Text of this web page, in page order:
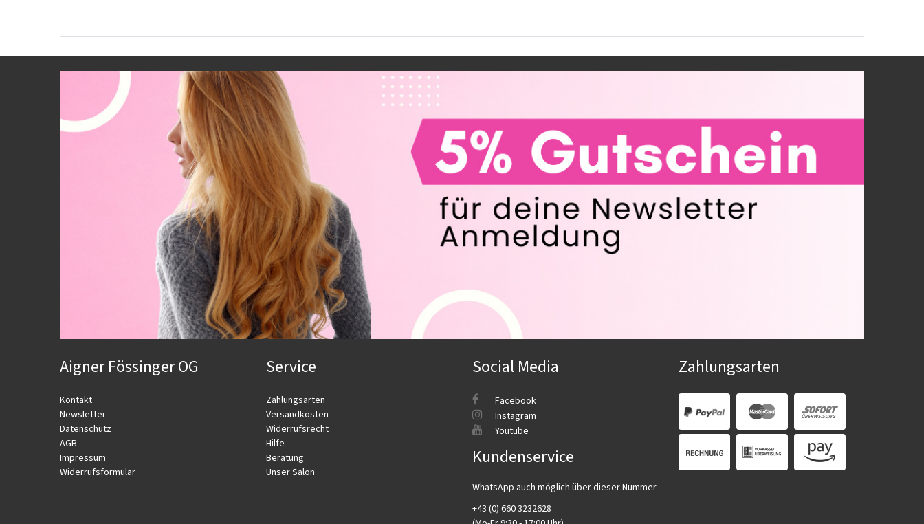
Aigner Fössinger OG
Kontakt
Newsletter
Datenschutz
AGB
Impressum
Widerrufsformular
Service
Zahlungsarten
Versandkosten
Widerrufsrecht
Hilfe
Beratung
Unser Salon
Social Media
Facebook
Instagram
Youtube
Kundenservice
WhatsApp auch möglich über dieser Nummer.
+43 (0) 660 3232628
Zahlungsarten